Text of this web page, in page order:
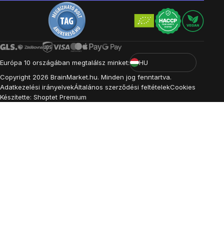
Európa 10 országában megtalálsz minket:
HU
Copyright 2026 BrainMarket.hu. Minden jog fenntartva.
Adatkezelési irányelvekÁltalános szerződési feltételekCookies
Készítette: Shoptet Premium